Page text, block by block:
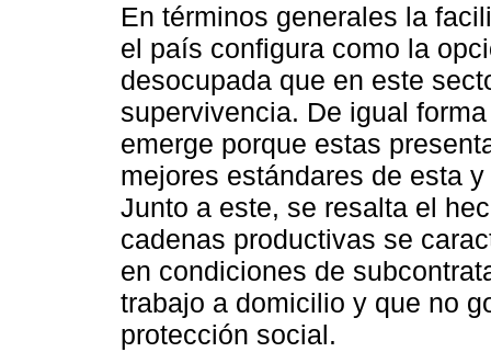
En términos generales la
el país configura como la
desocupada que en este
supervivencia. De igual
emerge porque estas
mejores estándares de esta
Junto a este, se resalta el
cadenas productivas se
en condiciones de
trabajo a domicilio y que no
protección social.